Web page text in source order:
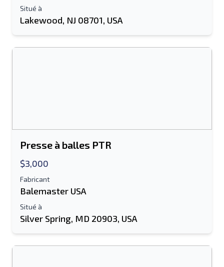
Situé à
Lakewood, NJ 08701, USA
Presse à balles PTR
$3,000
Fabricant
Balemaster USA
Situé à
Silver Spring, MD 20903, USA